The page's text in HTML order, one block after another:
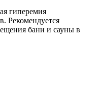
гиперемия
Рекомендуется
бани и сауны в